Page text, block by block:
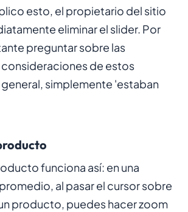
esto, el propietario del sitio
eliminar el slider. Por
preguntar sobre las
de estos
simplemente 'estaban
funciona así: en una
al pasar el cursor sobre
producto, puedes hacer zoom